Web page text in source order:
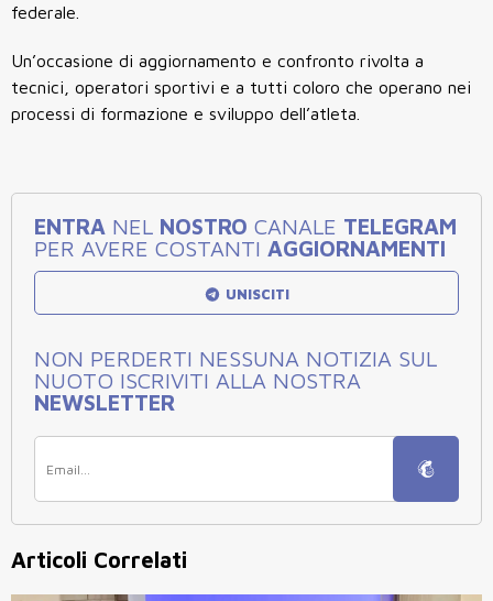
federale.
Un’occasione di aggiornamento e confronto rivolta a
tecnici, operatori sportivi e a tutti coloro che operano nei
processi di formazione e sviluppo dell’atleta.
ENTRA NEL NOSTRO CANALE TELEGRAM
PER AVERE COSTANTI AGGIORNAMENTI
UNISCITI
NON PERDERTI NESSUNA NOTIZIA SUL
NUOTO ISCRIVITI ALLA NOSTRA
NEWSLETTER
Articoli Correlati